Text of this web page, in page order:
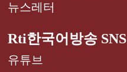
뉴스레터
Rti한국어방송 SNS
유튜브